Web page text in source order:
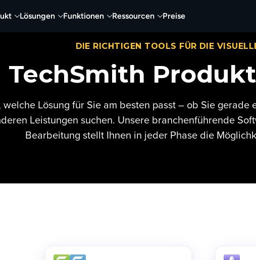
Lösungen Funktionen Ressourcen Preise
DIE RICHTIGEN TOOLS FÜR DIE
TechSmith
welche Lösung für Sie am besten passt – ob Sie
Leistungen suchen. Unsere branchenführende
Bearbeitung stellt Ihnen in jeder Phase die